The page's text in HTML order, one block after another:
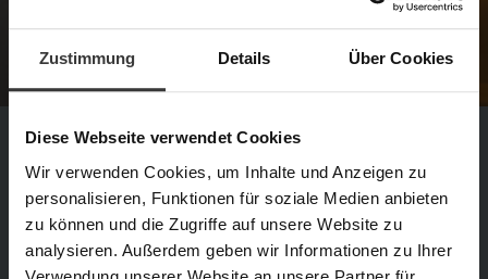
Zustimmung Details Über Cookies
Diese Webseite verwendet Cookies
Wir verwenden Cookies, um Inhalte und Anzeigen zu
personalisieren, Funktionen für soziale Medien anbieten
zu können und die Zugriffe auf unsere Website zu
analysieren. Außerdem geben wir Informationen zu Ihrer
„Gerade bei strapazierter Haut durch
Sonne oder Outdoor-Aktivitäten erlebe
ich, wie sie sich sofort beruhigt,